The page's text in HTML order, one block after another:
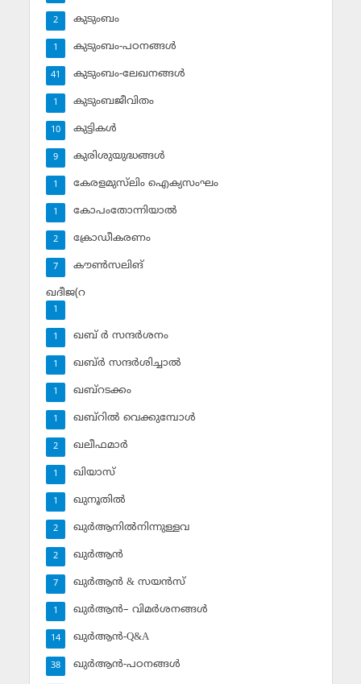
കുടുംബം
2
കുടുംബം-പഠനങ്ങള്‍
1
കുടുംബം-ലേഖനങ്ങള്‍
41
കുടുംബജീവിതം
1
കുട്ടികള്‍
10
കുരിശുയുദ്ധങ്ങള്‍
9
കേരളമുസ്‌ലിം ഐക്യസംഘം
1
കോപംതോന്നിയാല്‍
1
ക്രോഡീകരണം
2
കൗണ്‍സലിങ്‌
7
ഖദീജ(റ
1
ഖബ് ര്‍ സന്ദര്‍ശനം
1
ഖബ്ര്‍ സന്ദര്‍ശിച്ചാല്‍
1
ഖബ്‌റടക്കം
1
ഖബ്‌റില്‍ വെക്കുമ്പോള്‍
1
ഖലീഫമാര്‍
2
ഖിയാസ്
1
ഖുനൂതില്‍
1
ഖുര്‍ആനില്‍നിന്നുള്ളവ
2
ഖുര്‍ആന്‍
2
ഖുര്‍ആന്‍ & സയന്‍സ്‌
7
ഖുര്‍ആന്‍– വിമര്‍ശനങ്ങള്‍
1
ഖുര്‍ആന്‍-Q&A
14
ഖുര്‍ആന്‍-പഠനങ്ങള്‍
38